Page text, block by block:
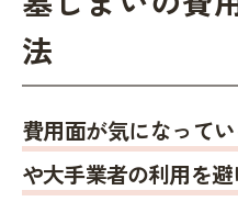
法
費用面が気になって
や大手業者の利用を